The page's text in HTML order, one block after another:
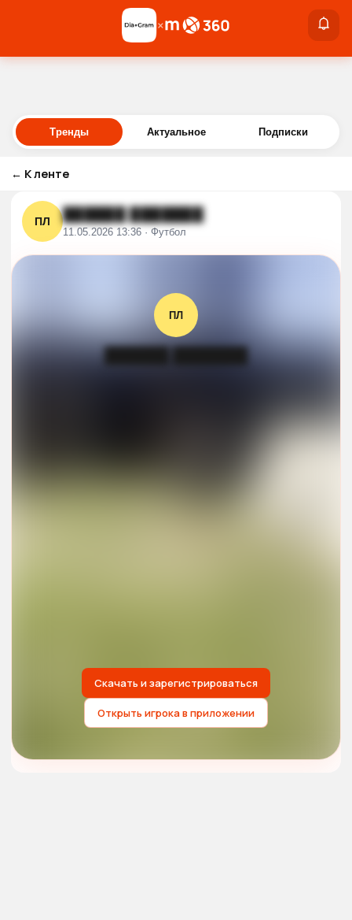
Войти
×
Тренды Актуальное Подписки
← К ленте
ПЛ ██████ ███████
11.05.2026 13:36 · Футбол
ПЛ
Скачать и зарегистрироваться
Открыть игрока в приложении